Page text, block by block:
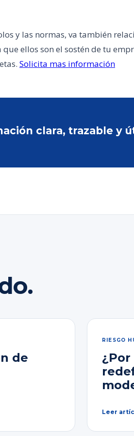
y las normas, va también
ellos son el sostén de tu
Solicita mas información
clara, trazable y
de
RIESGO
Leer